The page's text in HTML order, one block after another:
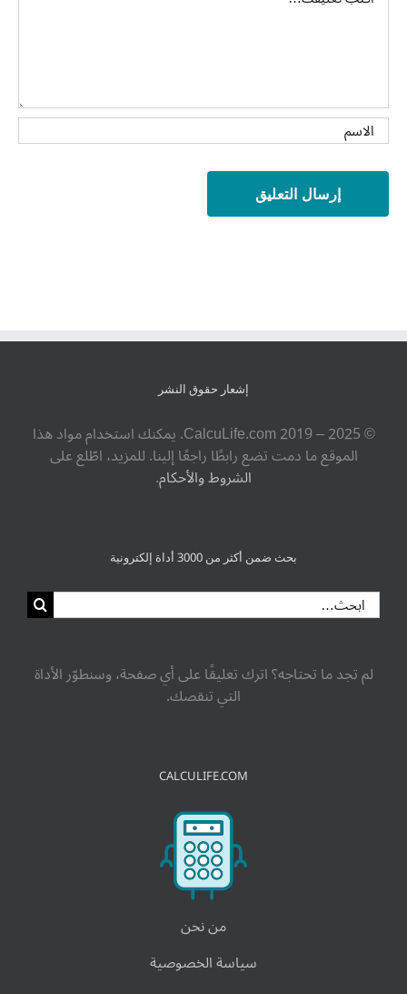
إشعار حقوق النشر
© ‎CalcuLife.com‎ 2019 – 2025. يمكنك استخدام مواد هذا
الموقع ما دمت تضع رابطًا راجعًا إلينا. للمزيد، اطّلع على
الشروط والأحكام.
بحث ضمن أكثر من 3000 أداة إلكترونية
لم تجد ما تحتاجه؟ اترك تعليقًا على أي صفحة، وسنطوّر الأداة
التي تنقصك.
CALCULIFE.COM
من نحن
سياسة الخصوصية